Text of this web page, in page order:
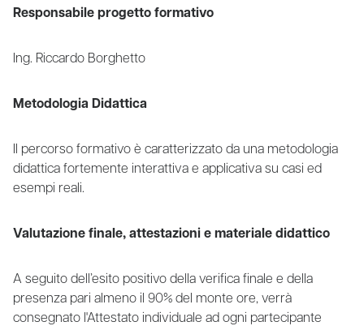
Responsabile progetto formativo
Ing. Riccardo Borghetto
Metodologia Didattica
Il percorso formativo è caratterizzato da una metodologia
didattica fortemente interattiva e applicativa su casi ed
esempi reali.
Valutazione finale, attestazioni e materiale didattico
A seguito dell’esito positivo della verifica finale e della
presenza pari almeno il 90% del monte ore, verrà
consegnato l'Attestato individuale ad ogni partecipante